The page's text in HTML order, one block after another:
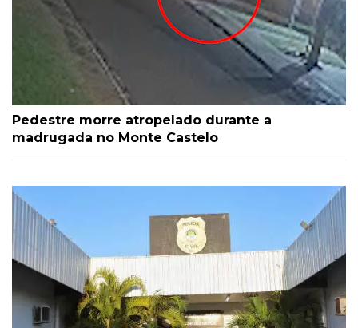
Pedestre morre atropelado durante a
madrugada no Monte Castelo